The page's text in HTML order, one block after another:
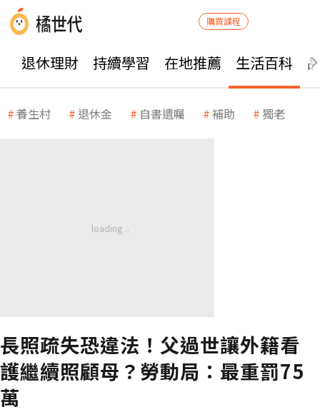
購買課程
退休理財 持續學習 在地推薦 生活百科
養生村 退休金 自書遺囑 補助 獨老
長照疏失恐違法！父過世讓外籍看
護繼續照顧母？勞動局：最重罰75
萬